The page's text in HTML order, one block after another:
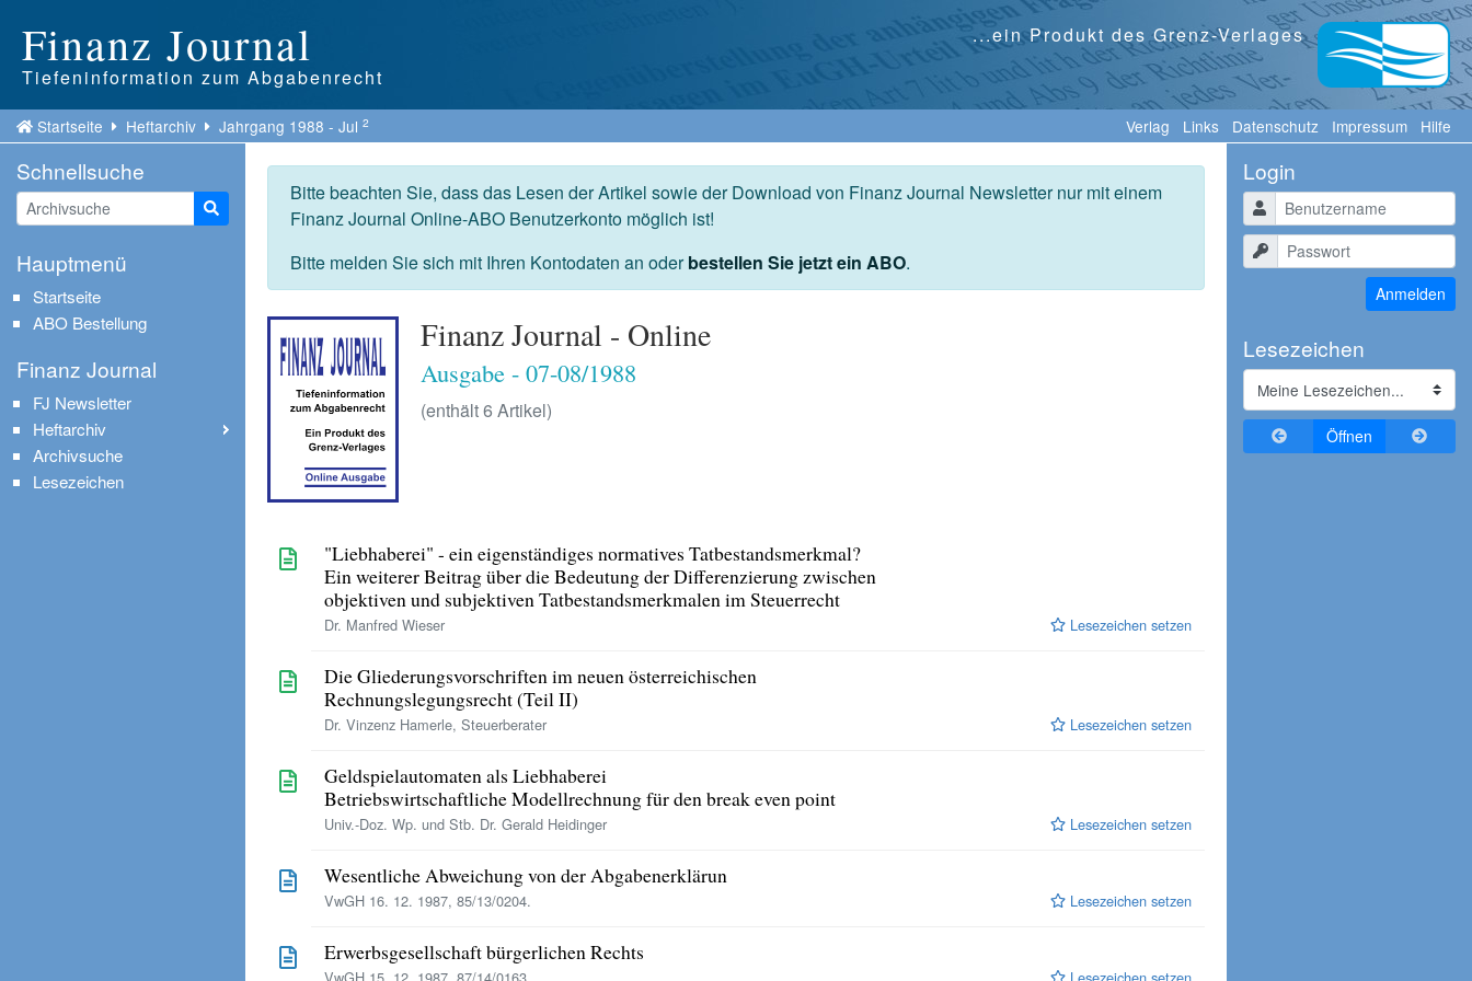
Finanz Journal
Tiefeninformation zum Abgabenrecht
...ein Produkt des Grenz-Verlages
Startseite Heftarchiv Jahrgang 1988 - Jul2 Verlag Links Datenschutz Impressum Hilfe
Bitte beachten Sie, dass das Lesen der Artikel sowie der Download von Finanz Journal Newsletter nur mit einem
Finanz Journal Online-ABO Benutzerkonto möglich ist!
Bitte melden Sie sich mit Ihren Kontodaten an oderbestellen Sie jetzt ein ABO.
Finanz Journal - Online
Ausgabe - 07-08/1988
(enthält 6 Artikel)
"Liebhaberei" - ein eigenständiges normatives Tatbestandsmerkmal?
Ein weiterer Beitrag über die Bedeutung der Differenzierung zwischen
objektiven und subjektiven Tatbestandsmerkmalen im Steuerrecht
Dr. Manfred Wieser Lesezeichen setzen
Die Gliederungsvorschriften im neuen österreichischen
Rechnungslegungsrecht (Teil II)
Dr. Vinzenz Hamerle, Steuerberater Lesezeichen setzen
Geldspielautomaten als Liebhaberei
Betriebswirtschaftliche Modellrechnung für den break even point
Univ.-Doz. Wp. und Stb. Dr. Gerald Heidinger Lesezeichen setzen
Wesentliche Abweichung von der Abgabenerklärun
VwGH 16. 12. 1987, 85/13/0204. Lesezeichen setzen
Erwerbsgesellschaft bürgerlichen Rechts
VwGH 15. 12. 1987, 87/14/0163. Lesezeichen setzen
Schnellsuche
Suche starten
Hauptmenü
Startseite
ABO Bestellung
Finanz Journal
FJ Newsletter
Heftarchiv
Archivsuche
Lesezeichen
Login
Benutzername
Passwort
Anmelden
Lesezeichen
Zurückblättern
Öffnen